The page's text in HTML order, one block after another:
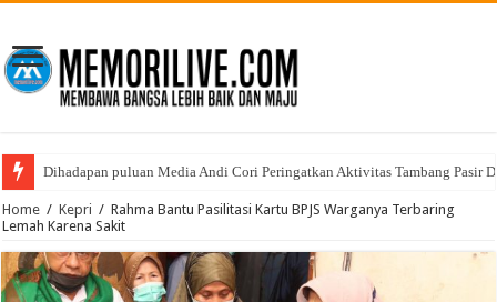
Dihadapan puluan Media Andi Cori Peringatkan Aktivitas Tambang Pasir
Home / Kepri / Rahma Bantu Pasilitasi Kartu BPJS Warganya Terbaring
Lemah Karena Sakit